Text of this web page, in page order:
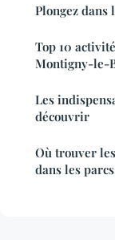
Plongez
Top 10
Montigny-le-
Les
découvrir
Où trouver
dans les